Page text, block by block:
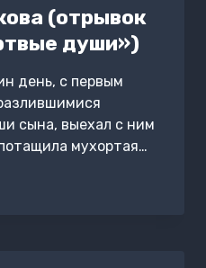
(отрывок
души»)
день, с первым
сына, выехал с ним
мухортая…